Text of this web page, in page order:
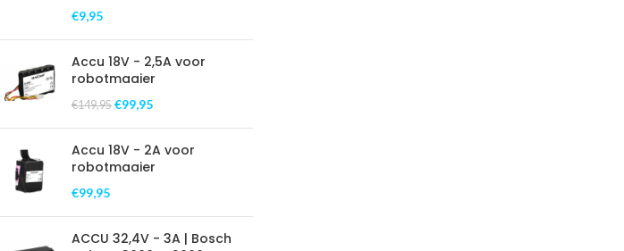
€9,95
Accu 18V - 2,5A voor
robotmaaier
€149,95 €99,95
Accu 18V - 2A voor
robotmaaier
€99,95
ACCU 32,4V - 3A | Bosch